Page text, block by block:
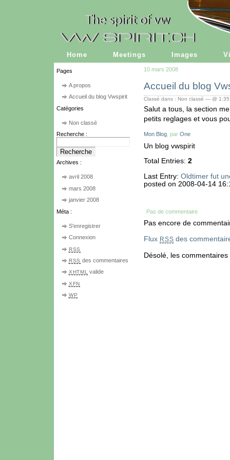
Home Meetings Images
Pages
A propos
Accueil du blog Vwspirit
Catégories
Non classé
Recherche :
Archives :
avril 2008
mars 2008
janvier 2008
Méta :
S'enregistrer
Connexion
RSS
RSS des commentaires
XHTML valide
XFN
WP
10 mars 2008
Accueil du blog
Classé dans : Non classé — @ 1:35
Salut a tous, la section
petits reglages et vous
Mon Blog , par One
Un blog vwspirit
Total Entries: 2
Last Entry: Oldtimer fut
posted on 2008-04-14
Pas de commentaire
Pas encore de
Flux RSS des
Désolé, les